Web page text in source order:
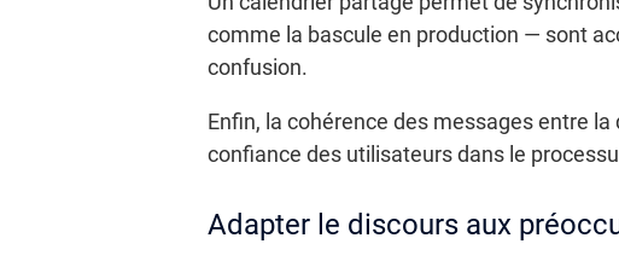
comme la bascule en production — sont
confusion.
Enfin, la cohérence des messages entre
confiance des utilisateurs dans le
Adapter le discours aux